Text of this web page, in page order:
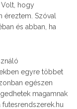
hogy
éreztem. Szóval
és abban, ha
egyre többet
egészen
magamnak